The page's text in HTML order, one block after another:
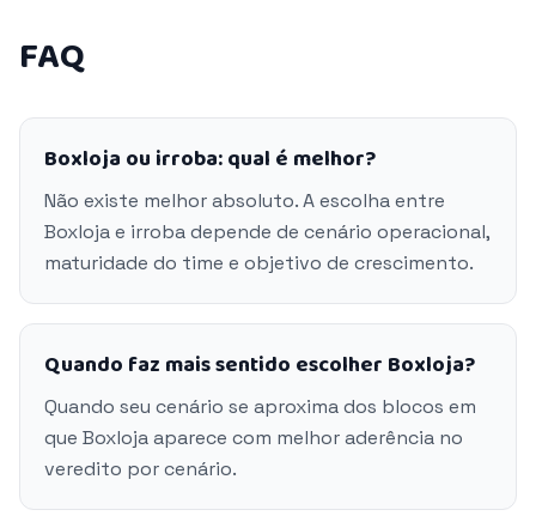
FAQ
Boxloja ou irroba: qual é melhor?
Não existe melhor absoluto. A escolha entre
Boxloja e irroba depende de cenário operacional,
maturidade do time e objetivo de crescimento.
Quando faz mais sentido escolher Boxloja?
Quando seu cenário se aproxima dos blocos em
que Boxloja aparece com melhor aderência no
veredito por cenário.